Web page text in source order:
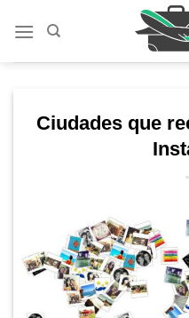
Ciudades que